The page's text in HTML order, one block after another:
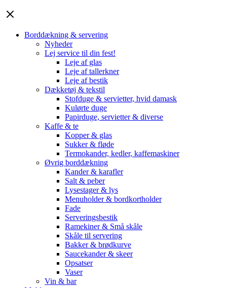
Borddækning & servering
Nyheder
Lej service til din fest!
Leje af glas
Leje af tallerkner
Leje af bestik
Dækketøj & tekstil
Stofduge & servietter, hvid damask
Kulørte duge
Papirduge, servietter & diverse
Kaffe & te
Kopper & glas
Sukker & fløde
Termokander, kedler, kaffemaskiner
Øvrig borddækning
Kander & karafler
Salt & peber
Lysestager & lys
Menuholder & bordkortholder
Fade
Serveringsbestik
Ramekiner & Små skåle
Skåle til servering
Bakker & brødkurve
Saucekander & skeer
Opsatser
Vaser
Vin & bar